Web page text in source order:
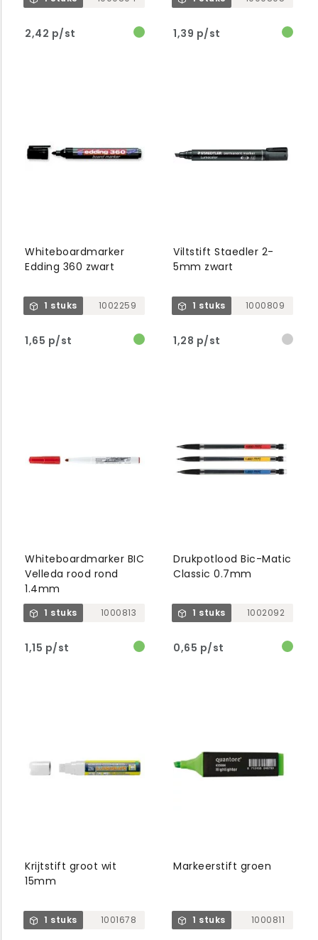
2,42 p/st 1,39 p/st
Whiteboardmarker
Edding 360 zwart
1 stuks 1002259
1,65 p/st
Viltstift Staedler 2-
5mm zwart
1 stuks 1000809
1,28 p/st
Whiteboardmarker BIC
Velleda rood rond
1.4mm
1 stuks 1000813
1,15 p/st
Drukpotlood Bic-Matic
Classic 0.7mm
1 stuks 1002092
0,65 p/st
Krijtstift groot wit
15mm
1 stuks 1001678
Markeerstift groen
1 stuks 1000811